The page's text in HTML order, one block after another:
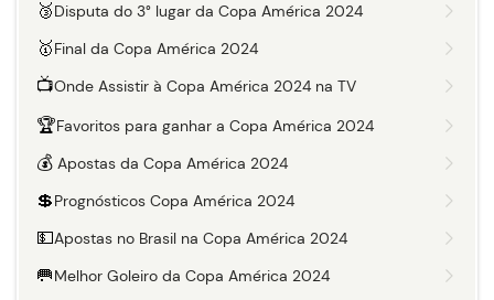
🥉Disputa do 3° lugar da Copa América 2024
🥇Final da Copa América 2024
📺Onde Assistir à Copa América 2024 na TV
🏆Favoritos para ganhar a Copa América 2024
💰 Apostas da Copa América 2024
💲Prognósticos Copa América 2024
💵Apostas no Brasil na Copa América 2024
🥅Melhor Goleiro da Copa América 2024